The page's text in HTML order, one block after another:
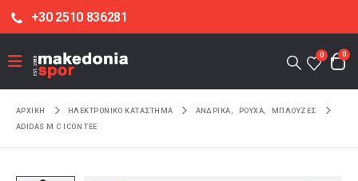
+30 2510 836281
0 0
ΑΡΧΙΚΉ ΗΛΕΚΤΡΟΝΙΚΌ ΚΑΤΆΣΤΗΜΑ ΑΝΔΡΙΚΑ ΡΟΥΧΑ
ΜΠΛΟΥΖΕΣ
ADIDAS M C ICON TEE